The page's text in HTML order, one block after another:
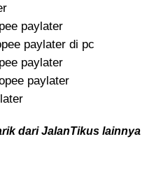
paylater
paylater di pc
paylater
paylater
dari JalanTikus lainnya